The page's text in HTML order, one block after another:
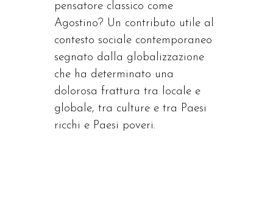
pensatore classico come
Agostino? Un contributo utile al
contesto sociale contemporaneo
segnato dalla globalizzazione
che ha determinato una
dolorosa frattura tra locale e
globale, tra culture e tra Paesi
ricchi e Paesi poveri.